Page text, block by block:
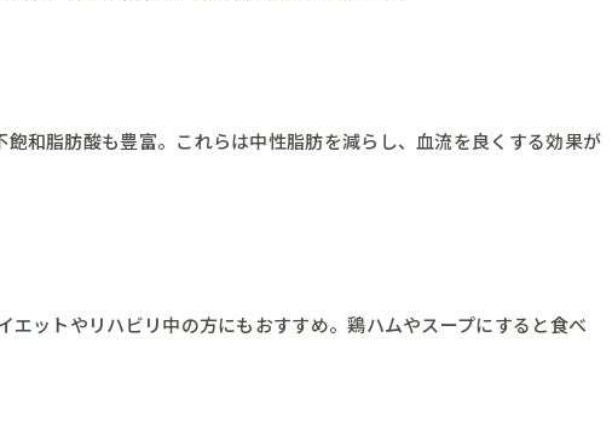
飽和脂肪酸も豊富。これらは中性脂肪を減らし、血流を良くする効果が
ットやリハビリ中の方にもおすすめ。鶏ハムやスープにすると食べ